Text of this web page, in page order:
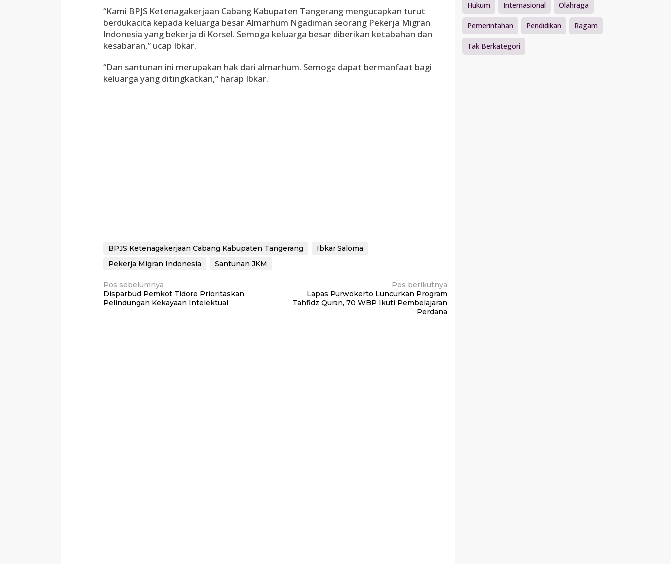
“Kami BPJS Ketenagakerjaan Cabang Kabupaten Tangerang mengucapkan turut
berdukacita kepada keluarga besar Almarhum Ngadiman seorang Pekerja Migran
Indonesia yang bekerja di Korsel. Semoga keluarga besar diberikan ketabahan dan
kesabaran,” ucap Ibkar.
“Dan santunan ini merupakan hak dari almarhum. Semoga dapat bermanfaat bagi
keluarga yang ditingkatkan,” harap Ibkar.
BPJS Ketenagakerjaan Cabang Kabupaten Tangerang
Ibkar Saloma
Pekerja Migran Indonesia
Santunan JKM
Navigasi
pos
Pos sebelumnya
Disparbud Pemkot Tidore Prioritaskan
Pelindungan Kekayaan Intelektual
Pos berikutnya
Lapas Purwokerto Luncurkan Program
Tahfidz Quran, 70 WBP Ikuti Pembelajaran
Perdana
Hukum Internasional Olahraga
Pemerintahan Pendidikan Ragam
Tak Berkategori